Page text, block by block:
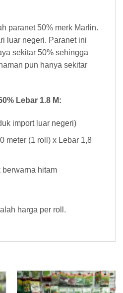
paranet 50% merk Marlin.
luar negeri. Paranet ini
sekitar 50% sehingga
pun hanya sekitar
Lebar 1.8 M:
import luar negeri)
meter (1 roll) x Lebar 1,8
berwarna hitam
harga per roll.